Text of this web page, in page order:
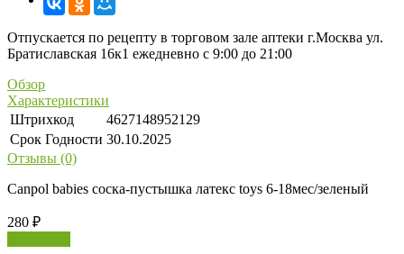
Отпускается по рецепту в торговом зале аптеки г.Москва ул.
Братиславская 16к1 ежедневно с 9:00 до 21:00
Обзор
Характеристики
Штрихкод
4627148952129
Срок Годности 30.10.2025
Отзывы (0)
Canpol babies соска-пустышка латекс toys 6-18мес/зеленый
280 ₽